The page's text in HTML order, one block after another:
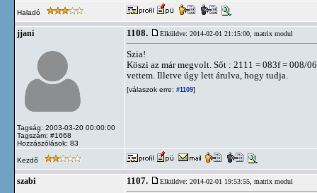
Haladó
jjani
Tagság: 2003-03-20 00:00:00
Tagszám: #1668
Hozzászólások: 83
1108. Elküldve: 2014-02-01 21:15:00, matrix modul
Szia!
Köszi az már megvolt. Sőt : 2111 = 083f = 008/
vettem. Illetve úgy lett árulva, hogy tudja.
[válaszok erre: #1109]
Kezdő
szabi 1107. Elküldve: 2014-02-01 19:53:55, matrix modul